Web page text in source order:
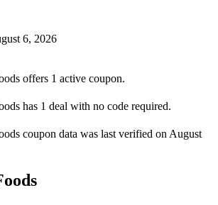
6, 2026
offers 1 active coupon.
has 1 deal with no code required.
coupon data was last verified on August